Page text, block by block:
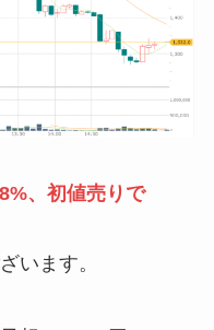
、初値売りで
います。